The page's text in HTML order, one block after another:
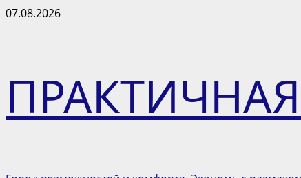
Перейти
07.08.2026